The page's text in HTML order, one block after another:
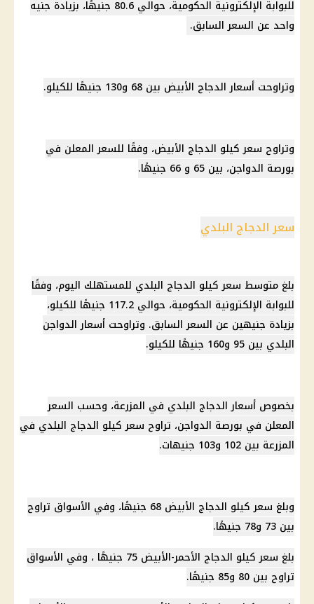
للبوابة الإلكترونية الحكومية، حوالي 80.6 جنيهًا، بزيادة جنيه
واحد عن السعر السابق.
وتراوحت أسعار الدجاج الأبيض بين 68 و130 جنيهًا للكيلو.
وتراوح سعر كيلو الدجاج الأبيض، وفقًا للسعر المعلن في
بورصة الدواجن، بين 65 و 66 جنيهًا.
سعر الدجاج البلدي
بلغ متوسط سعر كيلو الدجاج البلدي للمستهلك اليوم، وفقًا
للبوابة الإلكترونية الحكومية، حوالي 117.2 جنيهًا للكيلو،
بزيادة جنيهين عن السعر السابق. وتراوحت أسعار الدواجن
البلدي بين 95 و160 جنيهًا للكيلو.
بخصوص أسعار الدجاج البلدي في المزرعة، وحسب السعر
المعلن في بورصة الدواجن، تراوح سعر كيلو الدجاج البلدي في
المزرعة بين 102 و103 جنيهات.
وبلغ سعر كيلو الدجاج الأبيض 68 جنيهًا، وفي الأسواق تراوح
بين 73 و78 جنيهًا.
بلغ سعر كيلو الدجاج الأحمر-الأبيض 75 جنيهًا ، وفي الأسواق
تراوح بين 80 و85 جنيهًا.